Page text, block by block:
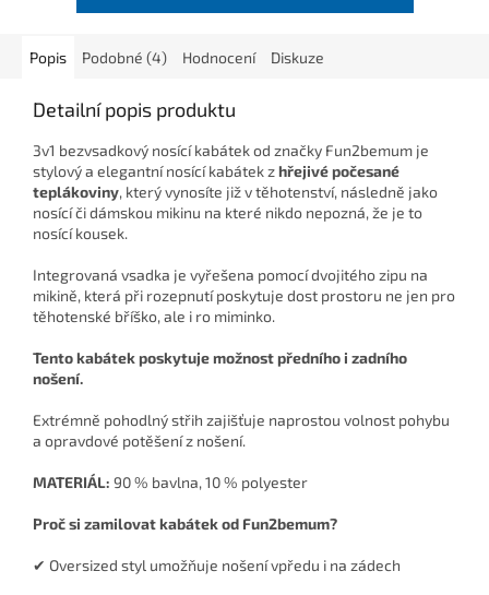
Popis Podobné (4) Hodnocení Diskuze
Detailní popis produktu
3v1 bezvsadkový nosící kabátek od značky Fun2bemum je
stylový a elegantní nosící kabátek zhřejivé počesané
teplákoviny, který vynosíte již v těhotenství, následně jako
nosící či dámskou mikinu na které nikdo nepozná, že je to
nosící kousek.
Integrovaná vsadka je vyřešena pomocí dvojitého zipu na
mikině, která při rozepnutí poskytuje dost prostoru ne jen pro
těhotenské bříško, ale i ro miminko.
Tento kabátek poskytuje možnost předního i zadního
nošení.
Extrémně pohodlný střih zajišťuje naprostou volnost pohybu
a opravdové potěšení z nošení.
MATERIÁL: 90 % bavlna, 10 % polyester
Proč si zamilovat kabátek od Fun2bemum?
✔ Oversized styl umožňuje nošení vpředu i na zádech